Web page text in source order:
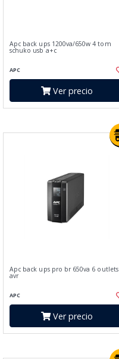
Apc back ups 1200va/650w 4 tom
schuko usb a+c
APC
Ver precio
Apc back ups pro br 650va 6 outlets
avr
APC
Ver precio